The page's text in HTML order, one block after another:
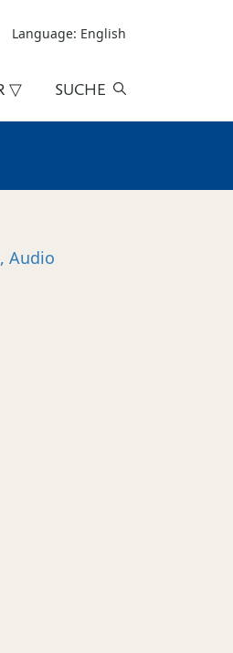
Language: English
▽ SUCHE
Audio